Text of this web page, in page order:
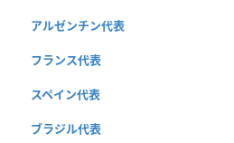
アルゼンチン代表
フランス代表
スペイン代表
ブラジル代表